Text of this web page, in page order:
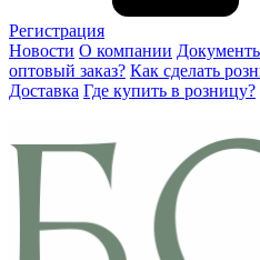
Регистрация
Новости О компании
оптовый заказ? Как сделать
Доставка Где купить в розницу?